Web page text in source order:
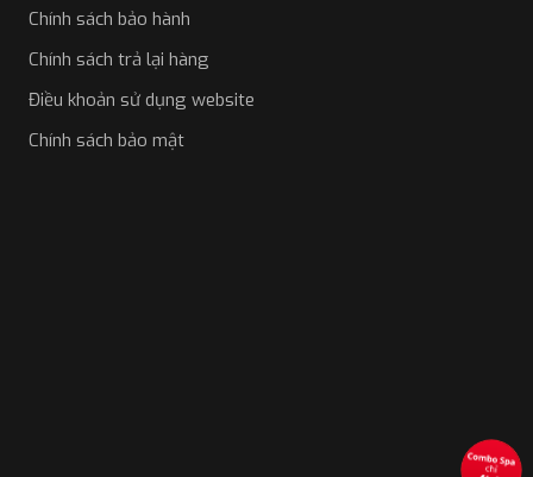
Chính sách bảo hành
Chính sách trả lại hàng
Điều khoản sử dụng website
Chính sách bảo mật